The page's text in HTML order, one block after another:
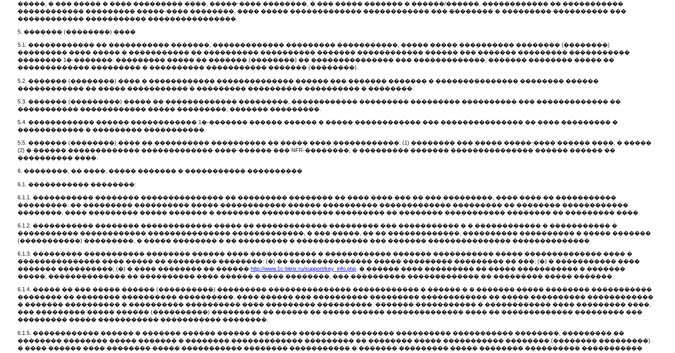
�����, � ��� ����� � ���� ��������� ����, �����-���� ��������, � ��� ����� ������� � ������/������. ������������ �� �����������
������������ ��������� �����-���� ��������, ���� ����� ������������� ������������ ��� �������� � ��������� ���������� ���
������������ ����������� ����������������.
5. ������� (��������) ����
5.1. ������������ �� ����������� �������, ������������� ��������� �����������, ����� ����� ���������� �������� (��������)
��������� ���� ����� � ����������� �� ���������� ���������� ������� ������������ ������ ��� ������� ��������� �����������
�������� 1�-�������. ��������� ����� �� ������� (��������) �� ��������������� ��� �������������, ������� �������� ����� ��
������������� ��������� � ���������� ����������� ������� (��������).
5.2. ������� (��������) ���� � ������������ �������������� ������ ��� ������� ������� � ��������������� �������� ������
������������ �� ����� ����������� � ��������� ���������� ���������� � ��������.
5.3. ������� (���������) ����� �� ������������� ���������, ������������ ��������� ��������� ���������� ��� ������������� ��
����������� ������������ ����� ���������, ������� ���������.
5.4. ������������ ������ ������������ 1�-������� ������ ������ � ����� ������������ ��� ��������������� �� ���� ��������� �
������������ � ��������� �����������.
5.5. ������� (��������) ���� �� ���������� ���������� �� ����� ���� ������������: (1) �������� ��� ����� �����-���� ������ ����, � �����
(2) � ������ ������������� ������������� ����-������ ��� NFR-��������, � ��������� ������� ��������������� ������ ������ ��
���������� ����.
6. ��������, �� ����, ����� ������� � ����������� ����������
6.1. ����������� ��������:
6.1.1. ����������� �������� ��������������� �� ��������� �������� �� ���� ���� ��� �� ��� ���������, ���� ���� �� �����������
���������. �� ��������� ���������� ����� ������������ ������ ���������� ������������� ��������� �� �������� ������������
��������, ���� ��������� ����� ������� � �������� ������������� ��������� �� �������� ����������� �������� �� ��������� ����.
6.1.2. ����������� �������� ������������� ����� �� ������������� ��������� ��� ����������� � � ������������ � ����������� �
����������� ������������ ��������������� �������������, � ��� �����, �� �� �������������, ���������� ���������� � ����� �������
(�����������) ���������, � ����� �������� � �� ��������� � ������������� ��� ������� ��������������� ��������������.
6.1.3. ��������� ����������� �������� ������ ���� ������������ � ������������ ������� ����������� ����� �������������� ���� �
��������������� ���� ����� �� ��������� ��������: (�) �� ��������������� ����� ��������� ��������� �� ���; (�) � ����������� ����
������� ����������; (�) � ���� �������� �� ������ http://www.1c-bitrix.ru/support/key_info.php . � ������ ���� ��������� �� ����� ����������� � �������
�����, �������������� �� ���������� ���� ������ � ���� ��������, ��� ���������� ������������� �� ��������� ����� �������.
6.1.4. ����� �� ��� ����� ������ (����������) ��������� ��������������� ������������ � ������ � � ������� ����� �������� �����������
�������� �� �������� ���������� ����������, ���� ������ ��� ���������� ��������� ������������ �� ����� ���������� ������������
� ������� ���������� � ���������� ���������� ���� ��������� ����������. ������� ����������� � ������������ ���� ��������� ����,
��� ��������� ����� ������ (����������) ��������� �� ������ �� ����� ������ �������������� ���� �� ������������� ��������� ���
��������� ����� ����������� ����������� ��������.
6.1.5. ������������ ������ � ������� ������ ������ � ������� ��������� �������� ���������� ����������� ��������, ��������� ��
�������� �������� ����� ������� � �������� ������������� ��������� �� �������� ����� ����������� �������� (�������� ���������).
� ���� ������ ���� �������� ����� ����������� �������� ����������� � ������� ��������� ����� �������� ���������� �����������